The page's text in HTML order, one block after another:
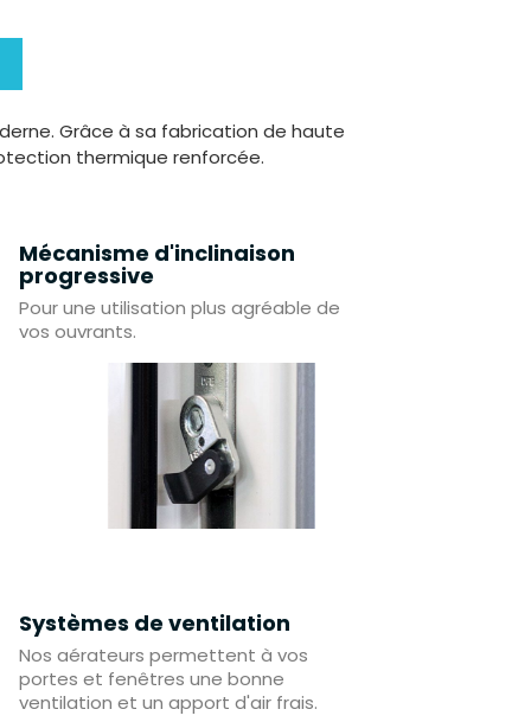
Grâce à sa fabrication de haute
thermique renforcée.
Mécanisme d'inclinaison
progressive
Pour une utilisation plus agréable de
vos ouvrants.
Systèmes de ventilation
Nos aérateurs permettent à vos
portes et fenêtres une bonne
ventilation et un apport d'air frais.